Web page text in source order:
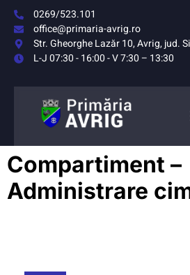
0269/523.101
office@primaria-avrig.ro
Str. Gheorghe Lazăr 10, Avrig, jud.
L-J 07:30 - 16:00 - V 7:30 – 13:30
MONITORUL
OFICIAL LOCAL
Compartiment –
Administrare